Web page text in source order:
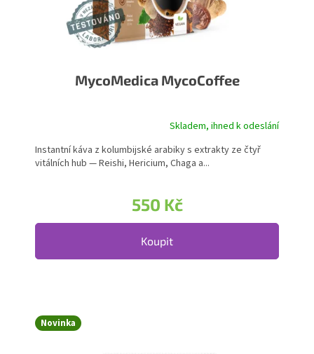
MycoMedica MycoCoffee
Skladem, ihned k odeslání
550 Kč
Koupit
Instantní káva z kolumbijské arabiky s extrakty ze čtyř
vitálních hub — Reishi, Hericium, Chaga a...
Novinka